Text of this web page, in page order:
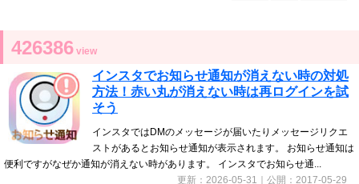
426386 view
インスタでお知らせ通知が消えない時の対処
方法！赤い丸が消えない時は再ログインを試
そう
インスタではDMのメッセージが届いたりメッセージリクエ
ストがあるとお知らせ通知が表示されます。 お知らせ通知は
便利ですがなぜか通知が消えない時があります。 インスタでお知らせ通...
更新：2026-05-31｜公開：2017-05-29